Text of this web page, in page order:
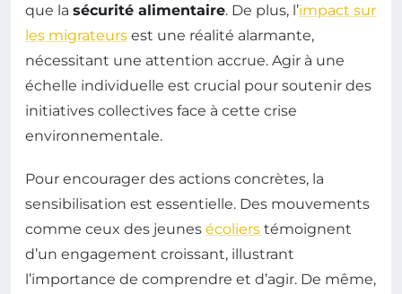
que la sécurité alimentaire. De plus, l’impact sur
les migrateurs est une réalité alarmante,
nécessitant une attention accrue. Agir à une
échelle individuelle est crucial pour soutenir des
initiatives collectives face à cette crise
environnementale.
Pour encourager des actions concrètes, la
sensibilisation est essentielle. Des mouvements
comme ceux des jeunes écoliers témoignent
d’un engagement croissant, illustrant
l’importance de comprendre et d’agir. De même,